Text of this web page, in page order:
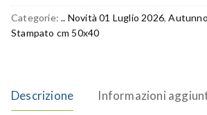
Categorie:.. Novità 01 Luglio 2026,Autunno
Stampato cm 50x40
Descrizione Informazioni